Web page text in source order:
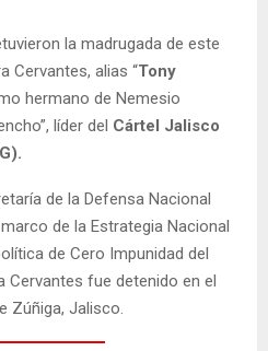
la madrugada de este
Cervantes, alias “Tony
hermano de Nemesio
líder del Cártel Jalisco
de la Defensa Nacional
de la Estrategia Nacional
de Cero Impunidad del
Cervantes fue detenido en el
Zúñiga, Jalisco.